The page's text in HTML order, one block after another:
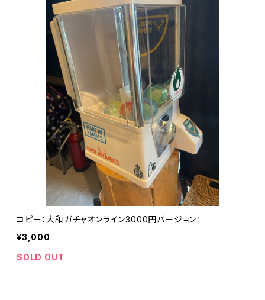
コピー：大和ガチャオンライン3000円バージョン！
¥3,000
SOLD OUT